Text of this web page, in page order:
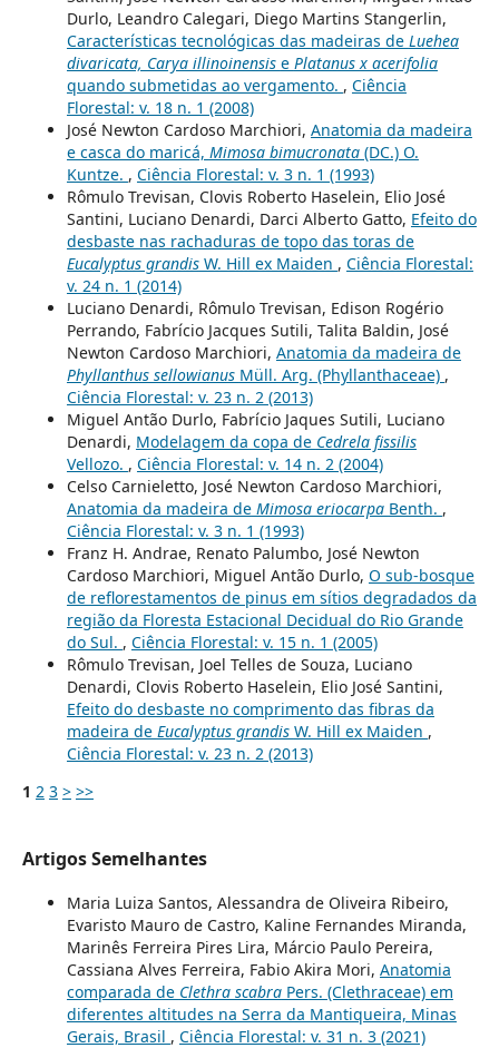
Durlo, Leandro Calegari, Diego Martins Stangerlin,
Características tecnológicas das madeiras de Luehea
divaricata, Carya illinoinensis e Platanus x acerifolia
quando submetidas ao vergamento. , Ciência
Florestal: v. 18 n. 1 (2008)
José Newton Cardoso Marchiori, Anatomia da madeira
e casca do maricá, Mimosa bimucronata(DC.) O.
Kuntze. , Ciência Florestal: v. 3 n. 1 (1993)
Rômulo Trevisan, Clovis Roberto Haselein, Elio José
Santini, Luciano Denardi, Darci Alberto Gatto, Efeito do
desbaste nas rachaduras de topo das toras de
Eucalyptus grandisW. Hill ex Maiden , Ciência Florestal:
v. 24 n. 1 (2014)
Luciano Denardi, Rômulo Trevisan, Edison Rogério
Perrando, Fabrício Jacques Sutili, Talita Baldin, José
Newton Cardoso Marchiori, Anatomia da madeira de
Phyllanthus sellowianus Müll. Arg. (Phyllanthaceae) ,
Ciência Florestal: v. 23 n. 2 (2013)
Miguel Antão Durlo, Fabrício Jaques Sutili, Luciano
Denardi, Modelagem da copa de Cedrela fissilis
Vellozo. , Ciência Florestal: v. 14 n. 2 (2004)
Celso Carnieletto, José Newton Cardoso Marchiori,
Anatomia da madeira deMimosa eriocarpa Benth. ,
Ciência Florestal: v. 3 n. 1 (1993)
Franz H. Andrae, Renato Palumbo, José Newton
Cardoso Marchiori, Miguel Antão Durlo, O sub-bosque
de reflorestamentos de pinus em sítios degradados da
região da Floresta Estacional Decidual do Rio Grande
do Sul. , Ciência Florestal: v. 15 n. 1 (2005)
Rômulo Trevisan, Joel Telles de Souza, Luciano
Denardi, Clovis Roberto Haselein, Elio José Santini,
Efeito do desbaste no comprimento das fibras da
madeira de Eucalyptus grandis W. Hill ex Maiden ,
Ciência Florestal: v. 23 n. 2 (2013)
1 2 3 > >>
Artigos Semelhantes
Maria Luiza Santos, Alessandra de Oliveira Ribeiro,
Evaristo Mauro de Castro, Kaline Fernandes Miranda,
Marinês Ferreira Pires Lira, Márcio Paulo Pereira,
Cassiana Alves Ferreira, Fabio Akira Mori, Anatomia
comparada de Clethra scabraPers. (Clethraceae) em
diferentes altitudes na Serra da Mantiqueira, Minas
Gerais, Brasil , Ciência Florestal: v. 31 n. 3 (2021)